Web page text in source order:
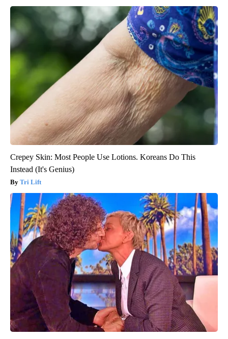
Crepey Skin: Most People Use Lotions. Koreans Do This
Instead (It's Genius)
Tri Lift